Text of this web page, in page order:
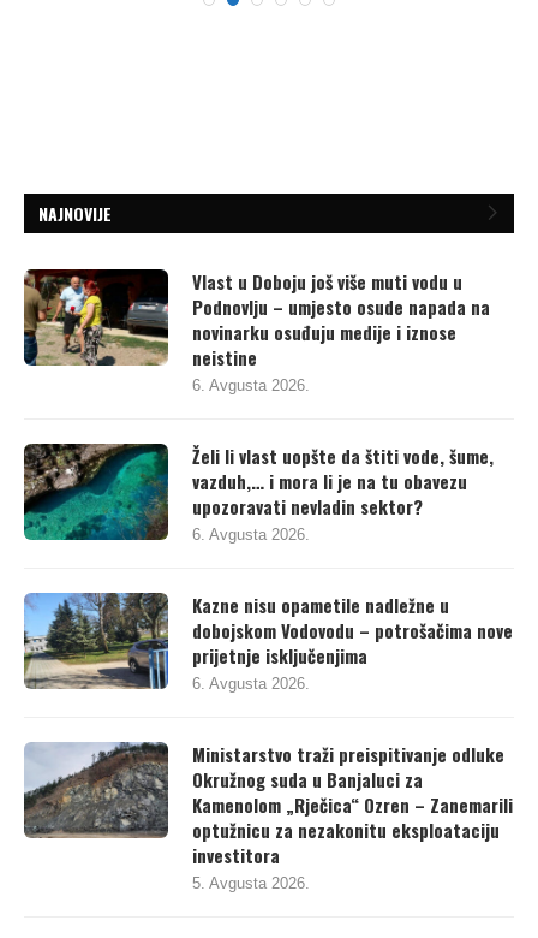
NAJNOVIJE
Vlast u Doboju još više muti vodu u
Podnovlju – umjesto osude napada na
novinarku osuđuju medije i iznose
neistine
6. Avgusta 2026.
Želi li vlast uopšte da štiti vode, šume,
vazduh,… i mora li je na tu obavezu
upozoravati nevladin sektor?
6. Avgusta 2026.
Kazne nisu opametile nadležne u
dobojskom Vodovodu – potrošačima nove
prijetnje isključenjima
6. Avgusta 2026.
Ministarstvo traži preispitivanje odluke
Okružnog suda u Banjaluci za
Kamenolom „Rječica“ Ozren – Zanemarili
optužnicu za nezakonitu eksploataciju
investitora
5. Avgusta 2026.